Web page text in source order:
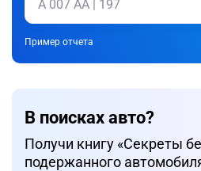
Пример отчета
В поисках авто?
Получи книгу «Cекреты
подержанного